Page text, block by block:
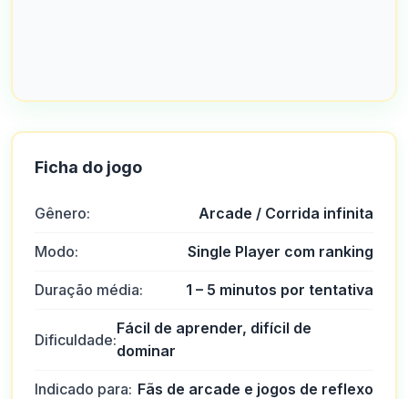
Ficha do jogo
Gênero: Arcade / Corrida infinita
Modo: Single Player com ranking
Duração média: 1 – 5 minutos por tentativa
Dificuldade:
Fácil de aprender, difícil de
dominar
Indicado para: Fãs de arcade e jogos de reflexo